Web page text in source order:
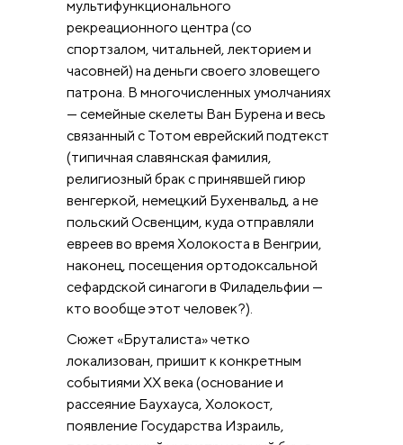
мультифункционального
рекреационного центра (со
спортзалом, читальней, лекторием и
часовней) на деньги своего зловещего
патрона. В многочисленных умолчаниях
— семейные скелеты Ван Бурена и весь
связанный с Тотом еврейский подтекст
(типичная славянская фамилия,
религиозный брак с принявшей гиюр
венгеркой, немецкий Бухенвальд, а не
польский Освенцим, куда отправляли
евреев во время Холокоста в Венгрии,
наконец, посещения ортодоксальной
сефардской синагоги в Филадельфии —
кто вообще этот человек?).
Сюжет «Бруталиста» четко
локализован, пришит к конкретным
событиями XX века (основание и
рассеяние Баухауса, Холокост,
появление Государства Израиль,